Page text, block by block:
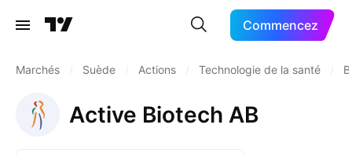
Commencez
Marchés Suède Actions Technologie de la santé
Active Biotech AB